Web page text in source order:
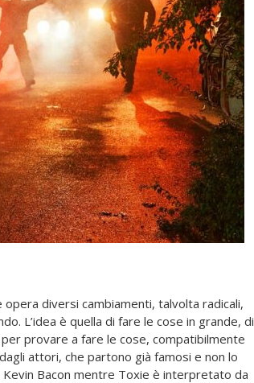
diversi cambiamenti, talvolta radicali,
L’idea è quella di fare le cose in grande, di
provare a fare le cose, compatibilmente
attori, che partono già famosi e non lo
Bacon mentre Toxie è interpretato da